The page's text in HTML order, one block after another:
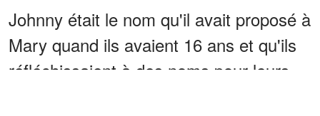
Johnny était le nom qu'il avait proposé à
Mary quand ils avaient 16 ans et qu'ils
réfléchissaient à des noms pour leurs